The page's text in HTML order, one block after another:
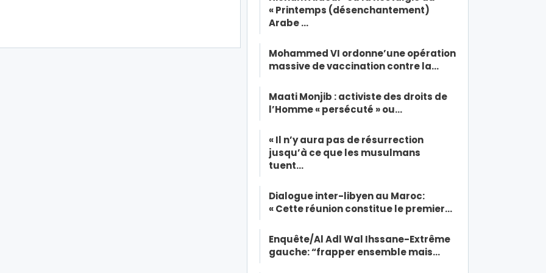
« Printemps (désenchantement)
Arabe …
Mohammed VI ordonne’une opération
massive de vaccination contre la…
Maati Monjib : activiste des droits de
l’Homme « persécuté » ou…
« Il n’y aura pas de résurrection
jusqu’à ce que les musulmans
tuent…
Dialogue inter-libyen au Maroc:
« Cette réunion constitue le premier…
Enquête/Al Adl Wal Ihssane-Extrême
gauche: “frapper ensemble mais…